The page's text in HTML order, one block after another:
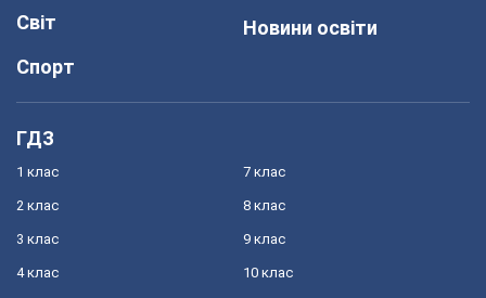
Світ
Спорт
Новини освіти
ГДЗ
1 клас
2 клас
3 клас
4 клас
7 клас
8 клас
9 клас
10 клас